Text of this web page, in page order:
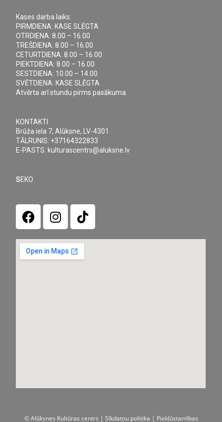
Kases darba laiks:
PIRMDIENA: KASE SLĒGTA
OTRDIENA: 8.00 – 16.00
TREŠDIENA: 8.00 – 16.00
CETURTDIENA: 8.00 – 16.00
PIEKTDIENA: 8.00 – 16.00
SESTDIENA: 10.00 – 14.00
SVĒTDIENA: KASE SLĒGTA
Atvērta arī stundu pirms pasākuma.
KONTAKTI
Brūža iela 7, Alūksne, LV-4301
TĀLRUNIS: +37164322833
E-PASTS: kulturascentrs@aluksne.lv
SEKO
© Alūksnes Kultūras centrs | Sīkdatņu politika | Piekļūstamības